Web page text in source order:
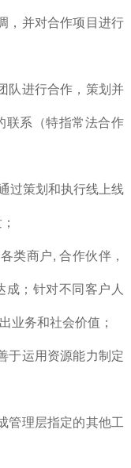
，并对合作项目进行
队进行合作，策划并
联系（特指常法合作
过策划和执行线上线
类商户, 合作伙伴，
；针对不同客户人
业务和社会价值；
于运用资源能力制定
管理层指定的其他工